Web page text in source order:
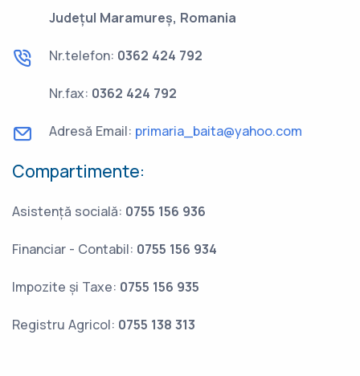
Județul Maramureș, Romania
Nr.telefon: 0362 424 792
Nr.fax: 0362 424 792
Adresă Email: primaria_baita@yahoo.com
Compartimente:
Asistență socială: 0755 156 936
Financiar - Contabil: 0755 156 934
Impozite și Taxe: 0755 156 935
Registru Agricol: 0755 138 313